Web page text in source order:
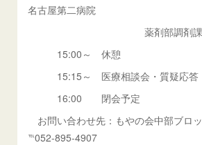
名古屋第二病院
薬剤部調剤課第
15:00～ 休憩
15:15～ 医療相談会・質疑応答
16:00 閉会予定
お問い合わせ先：もやの会中部ブ
℡052-895-4907